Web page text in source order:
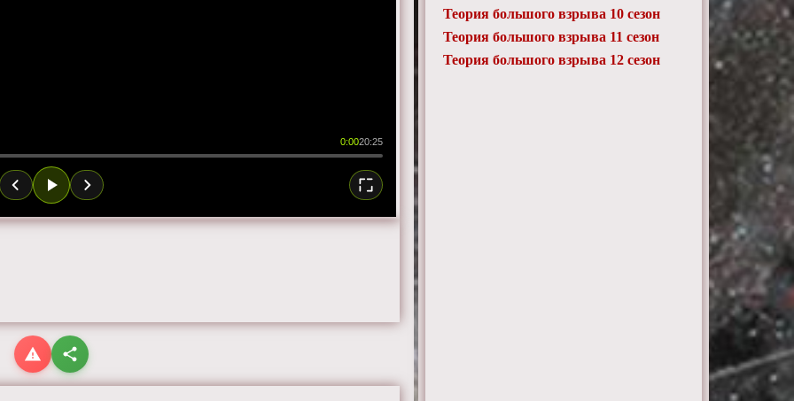
0:0020:25
Теория большого взрыва 10 сезон
Теория большого взрыва 11 сезон
Теория большого взрыва 12 сезон